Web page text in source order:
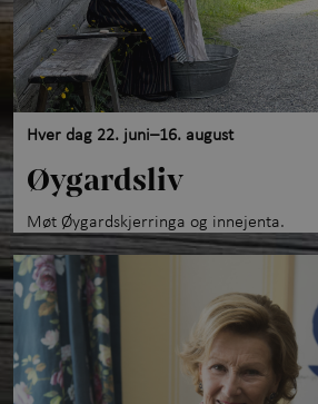
Hver dag 22. juni–16. august
Øygardsliv
Møt Øygardskjerringa og innejenta.